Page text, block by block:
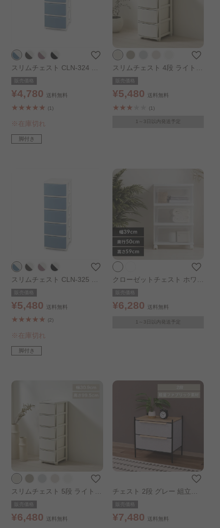
スリムチェスト CLN-324 ブ
ルー／ホワイト
販売価格
¥4,780 送料無料
(1)
※在庫切れ
脚付き
スリムチェスト 4段 ライトベ
ージュ
販売価格
¥5,480 送料無料
(1)
1～3日以内発送予定
スリムチェスト CLN-325 ブ
ルー／ホワイト
販売価格
¥5,480 送料無料
(2)
※在庫切れ
脚付き
クローゼットチェスト ホワイ
ト／クリア
販売価格
¥6,280 送料無料
1～3日以内発送予定
スリムチェスト 5段 ライトベ
ージュ
販売価格
¥6,480 送料無料
チェスト 2段 グレー 組立簡
単 ファブリックチェスト ク
レオ
販売価格
¥7,480 送料無料